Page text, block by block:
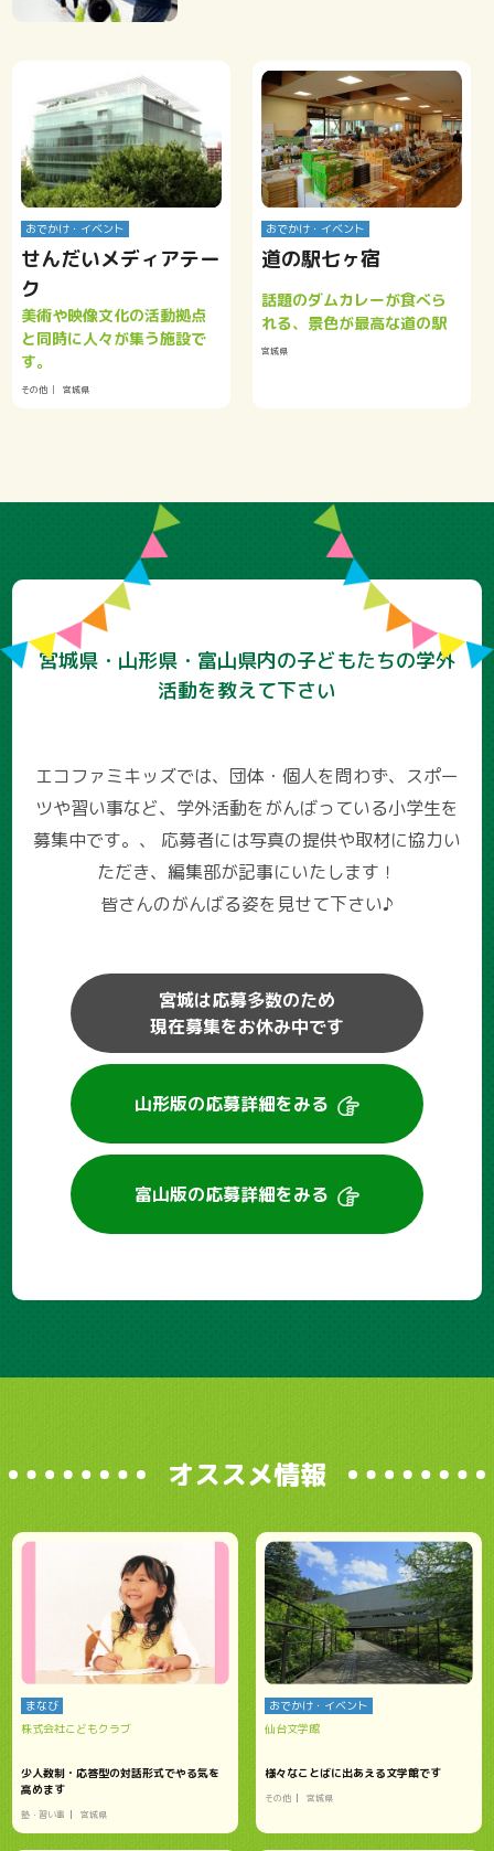
おでかけ・イベント
せんだいメディアテー
ク
美術や映像文化の活動拠点
と同時に人々が集う施設で
す。
その他 宮城県
おでかけ・イベント
道の駅七ヶ宿
話題のダムカレーが食べら
れる、景色が最高な道の駅
宮城県
宮城県・山形県・富山県内の子どもたちの学外
活動を教えて下さい
エコファミキッズでは、団体・個人を問わず、スポー
ツや習い事など、学外活動をがんばっている小学生を
募集中です。、
応募者には写真の提供や取材に協力い
ただき、編集部が記事にいたします！
皆さんのがんばる姿を見せて下さい♪
宮城は応募多数のため
現在募集をお休み中です
山形版の応募詳細をみる
富山版の応募詳細をみる
オススメ情報
まなび
株式会社こどもクラブ
少人数制・応答型の対話形式でやる気を
高めます
塾・習い事 宮城県
おでかけ・イベント
仙台文学館
様々なことばに出あえる文学館です
その他 宮城県